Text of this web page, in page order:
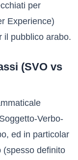
per
Experience)
il pubblico arabo.
(SVO vs
Verbo-
ed in particolar
(spesso definito